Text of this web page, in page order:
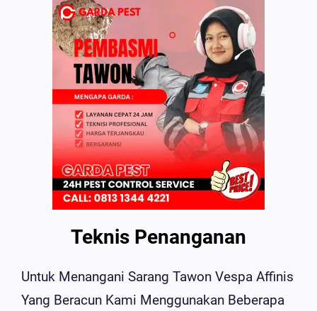
Teknis Penanganan
Untuk Menangani Sarang Tawon Vespa Affinis
Yang Beracun Kami Menggunakan Beberapa